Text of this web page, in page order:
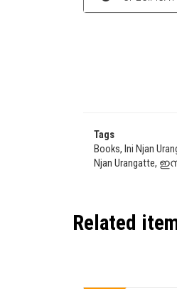
Tags
Books, Ini Njan
Njan Urangatte,
Related